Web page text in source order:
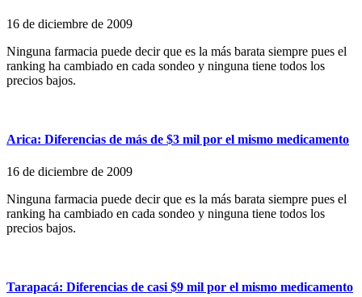
16 de diciembre de 2009
Ninguna farmacia puede decir que es la más barata siempre pues el
ranking ha cambiado en cada sondeo y ninguna tiene todos los
precios bajos.
Arica: Diferencias de más de $3 mil por el mismo medicamento
16 de diciembre de 2009
Ninguna farmacia puede decir que es la más barata siempre pues el
ranking ha cambiado en cada sondeo y ninguna tiene todos los
precios bajos.
Tarapacá: Diferencias de casi $9 mil por el mismo medicamento